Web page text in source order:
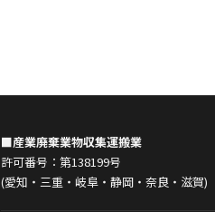
■産業廃棄業物収集運搬業
許可番号：第138199号
(愛知・三重・岐阜・静岡・奈良・滋賀)